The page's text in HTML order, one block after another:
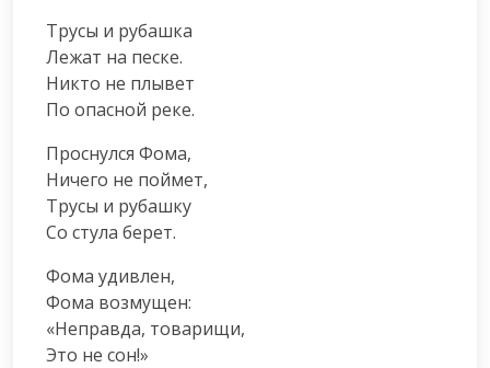
Трусы и рубашка
Лежат на песке.
Никто не плывет
По опасной реке.
Проснулся Фома,
Ничего не поймет,
Трусы и рубашку
Со стула берет.
Фома удивлен,
Фома возмущен:
«Неправда, товарищи,
Это не сон!»